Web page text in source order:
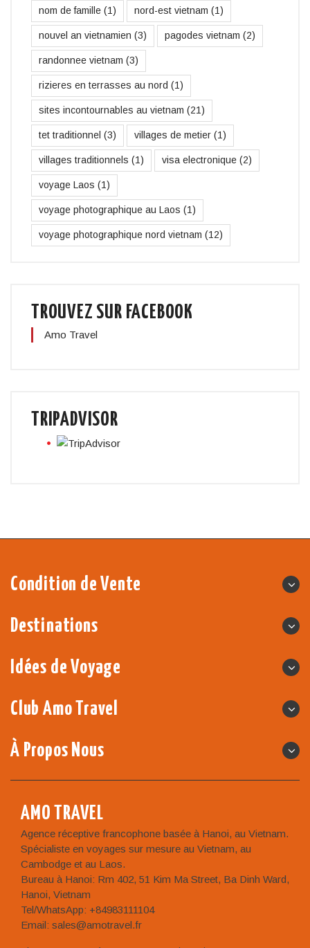
nom de famille (1) nord-est vietnam (1)
nouvel an vietnamien (3) pagodes vietnam (2)
randonnee vietnam (3)
rizieres en terrasses au nord (1)
sites incontournables au vietnam (21)
tet traditionnel (3) villages de metier (1)
villages traditionnels (1) visa electronique (2)
voyage Laos (1)
voyage photographique au Laos (1)
voyage photographique nord vietnam (12)
TROUVEZ SUR FACEBOOK
Amo Travel
TRIPADVISOR
Condition de Vente
Destinations
Idées de Voyage
Club Amo Travel
À Propos Nous
AMO TRAVEL
Agence réceptive francophone basée à Hanoi, au Vietnam.
Spécialiste en voyages sur mesure au Vietnam, au
Cambodge et au Laos.
Bureau à Hanoi: Rm 402, 51 Kim Ma Street, Ba Dinh Ward,
Hanoi, Vietnam
Tel/WhatsApp: +84983111104
Email: sales@amotravel.fr